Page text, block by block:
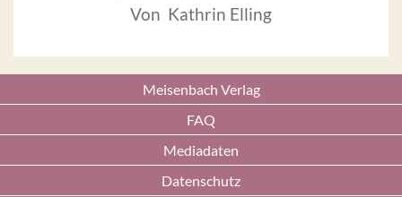
Von Kathrin Elling
Meisenbach Verlag
FAQ
Mediadaten
Datenschutz